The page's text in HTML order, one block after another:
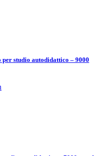
studio autodidattico – 9000